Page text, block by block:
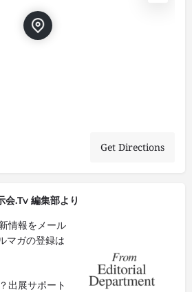
Get Directions
会.tv 編集部より
情報をメール
マガの登録は
出展サポート